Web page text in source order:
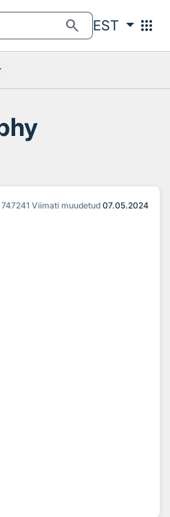
search EST apps
747241 Viimati muudetud 07.05.2024